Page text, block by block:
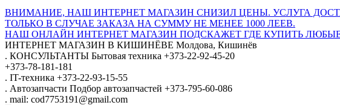
ВНИМАНИЕ, НАШ ИНТЕРНЕТ МАГАЗИН СНИЗИЛ ЦЕНЫ. УСЛУГА
ТОЛЬКО В СЛУЧАЕ ЗАКАЗА НА СУММУ НЕ МЕНЕЕ 1000 ЛЕЕВ.
НАШ ОНЛАЙН ИНТЕРНЕТ МАГАЗИН ПОДСКАЖЕТ ГДЕ КУПИТЬ ЛЮБЫЕ
ИНТЕРНЕТ МАГАЗИН В КИШИНЁВЕ Молдова, Кишинёв
. КОНСУЛЬТАНТЫ Бытовая техника +373-22-92-45-20
+373-78-181-181
. IT-техника +373-22-93-15-55
. Автозапчасти Подбор автозапчастей +373-795-60-086
. mail: cod7753191@gmail.com